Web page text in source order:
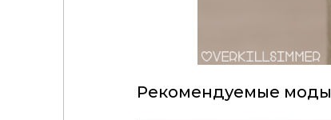
Рекомендуемые моды